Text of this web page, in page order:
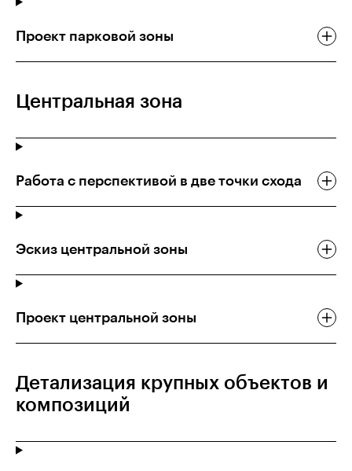
Проект парковой зоны
Центральная зона
Работа с перспективой в две точки схода
Эскиз центральной зоны
Проект центральной зоны
Детализация крупных объектов и
композиций